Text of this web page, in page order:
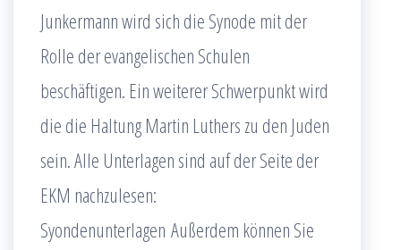
Junkermann wird sich die Synode mit der
Rolle der evangelischen Schulen
beschäftigen. Ein weiterer Schwerpunkt wird
die die Haltung Martin Luthers zu den Juden
sein. Alle Unterlagen sind auf der Seite der
EKM nachzulesen:
Syondenunterlagen Außerdem können Sie